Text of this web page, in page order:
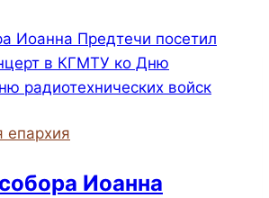
епархия
Иоанна